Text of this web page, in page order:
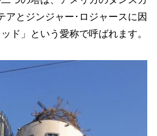
アとジンジャー･ロジャースに因
ド」という愛称で呼ばれます。